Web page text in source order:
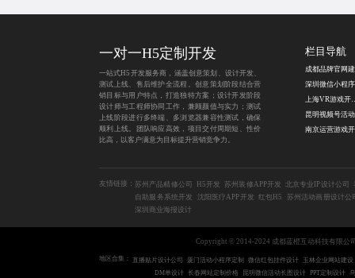
一对一H5定制开发
一站式H5开发服务商，涵盖创意策划、设计开发、
测试上线、售后维护全流程。创意策划阶段结合营
销目标与用户特点，打造独特方案；设计开发阶段
设计师与工程师协同工作，兼顾颜值与实力；测试
上线阶段进行多终端、多浏览器兼容性测试，确保
顺利上线。团队响应高效，项目交付周期短、性价
比高，以客户满意为目标提升营销竞争力。
栏目导航
成都品牌官网
上海VR
友情链接： 苏州产品精修公司 H5开发 苏州装修APP开发 北京专业IP设计公司
自助服务系统开发
沈阳医疗APP开发 红包H5
苏州活动画册设计公
深圳商业海报设计
Copyright © 2014-2024 成都蓝橙互动科技有限公
地区合集： 直播贴片设计公司 厦门活动小程序定制 微信红包挂件设计
玉林企业网站建设
DM单设计 长春网站定制价格 昆明微信活动长图设计 PPT定制设计